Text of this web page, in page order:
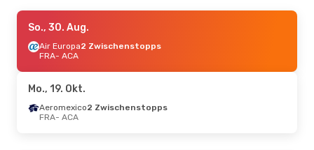
Do., 27. Aug.
Aeromexico
2 Zwischenstopps
Aeromexico
2 Zwischenstopps
ACA - FRA
So., 30. Aug.
Air Europa2 Zwischenstopps
FRA- ACA
Mo., 19. Okt.
Aeromexico2 Zwischenstopps
FRA- ACA